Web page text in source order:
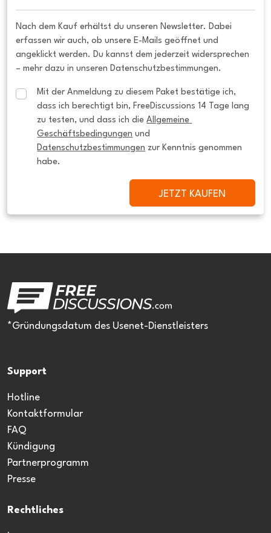
Nach dem Kauf erhältst du unseren Newsletter. Dabei
erfassen wir auch, ob unsere E-Mails geöffnet und
angeklickt werden. Du kannst dem jederzeit widersprechen
– mehr dazu in unseren Datenschutzbestimmungen.
Mit der Anmeldung zu diesem Paket bestätige ich,
dass ich berechtigt bin, FreeDiscussions 14 Tage lang
zu testen, und dass ich die Allgemeine
Geschäftsbedingungen
Datenschutzbestimmungen zur Kenntnis genommen
habe.
JETZT KAUFEN
*Gründungsdatum des Usenet-Dienstleisters
Support
Hotline
Kontaktformular
FAQ
Kündigung
Partnerprogramm
Presse
Rechtliches